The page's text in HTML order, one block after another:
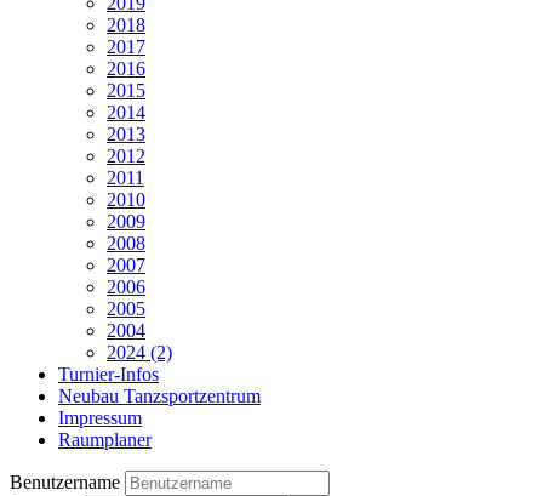
2018
2017
2016
2015
2014
2013
2012
2011
2010
2009
2008
2007
2006
2005
2004
2024 (2)
Turnier-Infos
Neubau Tanzsportzentrum
Impressum
Raumplaner
Benutzername